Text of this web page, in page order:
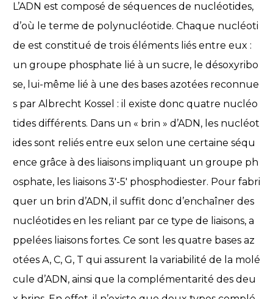
L’ADN est composé de séquences de nucléotides,
d’où le terme de polynucléotide. Chaque nucléoti
de est constitué de trois éléments liés entre eux :
un groupe phosphate lié à un sucre, le désoxyribo
se, lui-même lié à une des bases azotées reconnue
s par Albrecht Kossel : il existe donc quatre nucléo
tides différents. Dans un « brin » d’ADN, les nucléot
ides sont reliés entre eux selon une certaine séqu
ence grâce à des liaisons impliquant un groupe ph
osphate, les liaisons 3′-5′ phosphodiester. Pour fabri
quer un brin d’ADN, il suffit donc d’enchaîner des
nucléotides en les reliant par ce type de liaisons, a
ppelées liaisons fortes. Ce sont les quatre bases az
otées A, C, G, T qui assurent la variabilité de la molé
cule d’ADN, ainsi que la complémentarité des deu